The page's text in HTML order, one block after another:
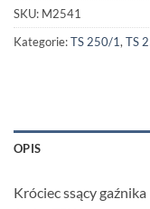
SKU: M2541
Kategorie:TS 250/1, TS
OPIS
Króciec ssący